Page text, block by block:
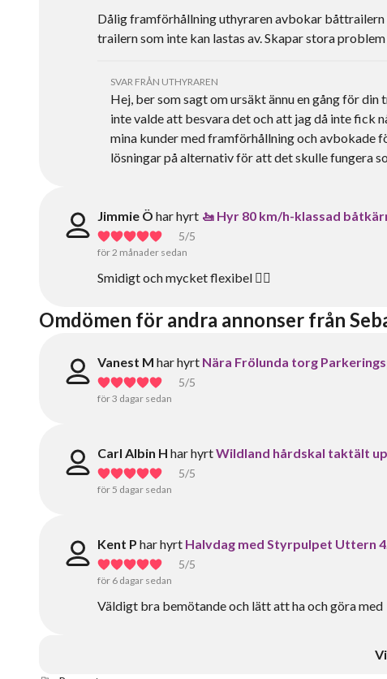
Dålig framförhållning uthyraren avbokar båttrailern
trailern som inte kan lastas av. Skapar stora
SVAR FRÅN UTHYRAREN
Hej, ber som sagt om ursäkt ännu en gång för din
inte valde att besvara det och att jag då inte fick
mina kunder med framförhållning och avbokade
lösningar på alternativ för att det skulle fungera
Jimmie Ö har hyrt 🚤 Hyr 80 km/h-klassad
5/5
för 2 månader sedan
Smidigt och mycket flexibel 👍🏻
Omdömen för andra annonser från
Vanest M har hyrt Nära Frölunda torg
5/5
för 3 dagar sedan
Carl Albin H har hyrtWildland hårdskal taktält
5/5
för 5 dagar sedan
Kent P har hyrt Halvdag med Styrpulpet Uttern
5/5
för 6 dagar sedan
Väldigt bra bemötande och lätt att ha och göra med